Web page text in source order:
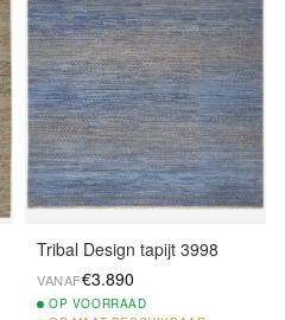
Tribal Design tapijt 3998
VANAF€3.890
OP VOORRAAD